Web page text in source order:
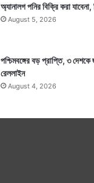
অ্যানালগ পনির বিক্রি করা
August 5, 2026
পশ্চিমবঙ্গের বড় প্রাপ্তি, ৩
রেললাইন
August 4, 2026